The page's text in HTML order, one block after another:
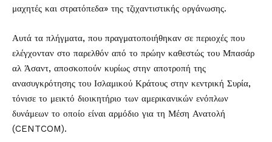
μαχητές και στρατόπεδα» της τζιχαντιστικής οργάνωσης.
Αυτά τα πλήγματα, που πραγματοποιήθηκαν σε περιοχές που
ελέγχονταν στο παρελθόν από το πρώην καθεστώς του Μπασάρ
αλ Άσαντ, αποσκοπούν κυρίως στην αποτροπή της
ανασυγκρότησης του Ισλαμικού Κράτους στην κεντρική Συρία,
τόνισε το μεικτό διοικητήριο των αμερικανικών ενόπλων
δυνάμεων το οποίο είναι αρμόδιο για τη Μέση Ανατολή
(CENTCOM).